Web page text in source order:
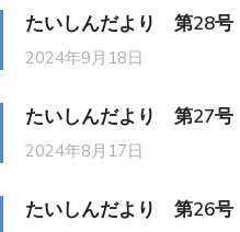
たいしんだより 第28号
2024年9月18日
たいしんだより 第27号
2024年8月17日
たいしんだより 第26号